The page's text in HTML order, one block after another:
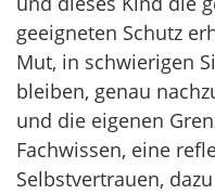
geeigneten Schutz
Mut, in schwierigen
bleiben, genau
und die eigenen
Fachwissen, eine
Selbstvertrauen,